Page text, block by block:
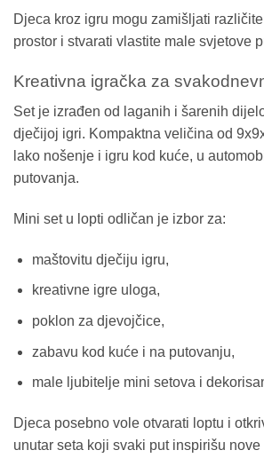
Djeca kroz igru mogu zamišljati
prostor i stvarati vlastite male svjetove
Kreativna igračka za
Set je izrađen od laganih i šarenih
dječijoj igri. Kompaktna veličina od
lako nošenje i igru kod kuće, u
putovanja.
Mini set u lopti odličan je izbor za:
maštovitu dječiju igru,
kreativne igre uloga,
poklon za djevojčice,
zabavu kod kuće i na putovanju,
male ljubitelje mini setova i
Djeca posebno vole otvarati loptu i
unutar seta koji svaki put inspirišu